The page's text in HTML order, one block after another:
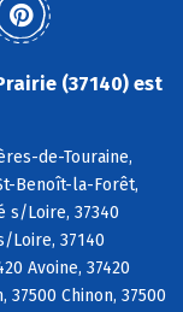
(37140) est
de-Touraine,
Benoît-la-Forêt,
s/Loire, 37340
Loire, 37140
Avoine, 37420
Chinon, 37500